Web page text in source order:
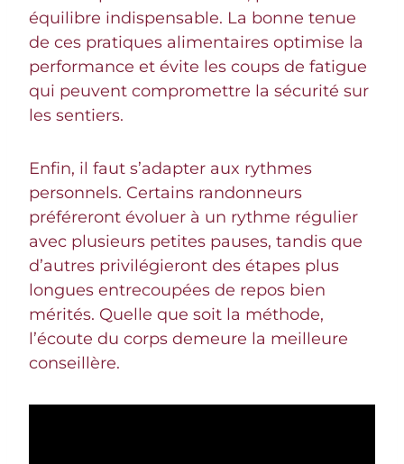
équilibre indispensable. La bonne tenue
de ces pratiques alimentaires optimise la
performance et évite les coups de fatigue
qui peuvent compromettre la sécurité sur
les sentiers.
Enfin, il faut s’adapter aux rythmes
personnels. Certains randonneurs
préféreront évoluer à un rythme régulier
avec plusieurs petites pauses, tandis que
d’autres privilégieront des étapes plus
longues entrecoupées de repos bien
mérités. Quelle que soit la méthode,
l’écoute du corps demeure la meilleure
conseillère.